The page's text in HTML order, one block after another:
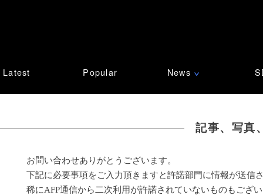
Latest Popular News ∨
記事、写真
お問い合わせありがとうございます。
下記に必要事項をご入力頂きますと許諾部門に情報が送信
稀にAFP通信から二次利用が許諾されていないものもござ